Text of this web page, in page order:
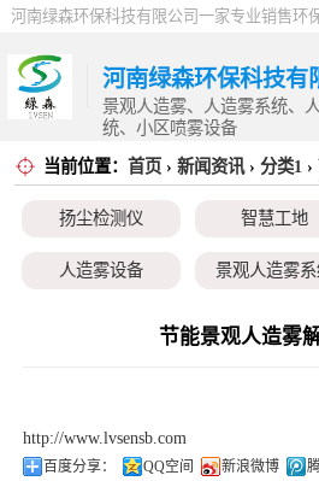
河南绿森环保科技有
景观人造雾、人造雾系统、
统、小区喷雾设备
当前位置： 首页 › 新闻资讯› 分类1
扬尘检测仪 智慧工地
人造雾设备 景观人造雾
高空除尘雾
节能景观人造雾
http://www.lvsensb.com
百度分享： QQ空间 新浪微博
扬尘检测仪
智慧工地
降尘喷雾设备